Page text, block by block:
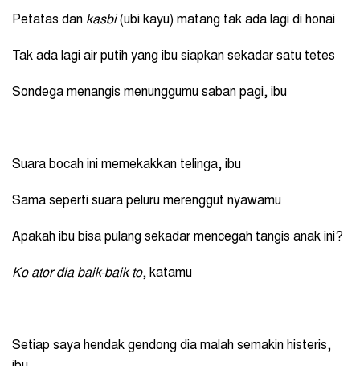
Petatas dan kasbi(ubi kayu) matang tak ada lagi di honai
Tak ada lagi air putih yang ibu siapkan sekadar satu tetes
Sondega menangis menunggumu saban pagi, ibu
Suara bocah ini memekakkan telinga, ibu
Sama seperti suara peluru merenggut nyawamu
Apakah ibu bisa pulang sekadar mencegah tangis anak ini?
Ko ator dia baik-baik to, katamu
Setiap saya hendak gendong dia malah semakin histeris,